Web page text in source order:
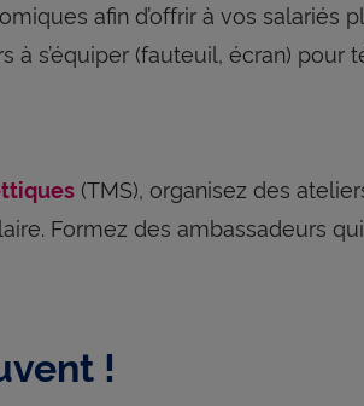
afin d’offrir à vos salariés
s’équiper (fauteuil, écran) pour
(TMS), organisez des
Formez des ambassadeurs
!